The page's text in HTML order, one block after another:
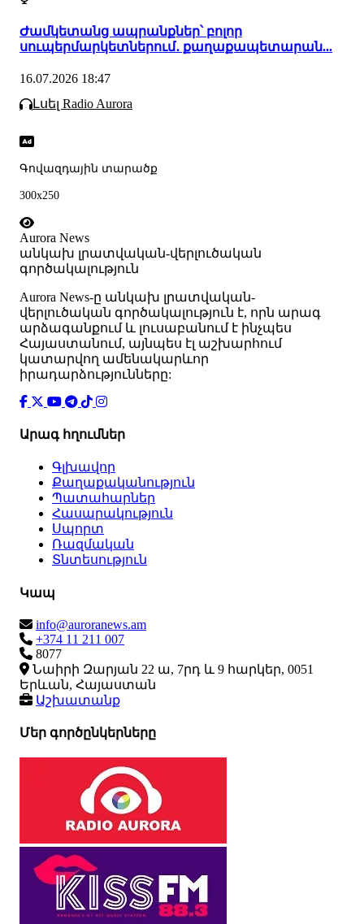
Ժամկետանց ապրանքներ՝ բոլոր
սուպերմարկետներում․ քաղաքապետարան...
16.07.2026 18:47
Լսել Radio Aurora
Գովազդային տարածք
300x250
Aurora News
անկախ լրատվական-վերլուծական
գործակալություն
Аurora News-ը անկախ լրատվական-
վերլուծական գործակալություն է, որն արագ
արձագանքում և լուսաբանում է ինչպես
Հայաստանում, այնպես էլ աշխարհում
կատարվող ամենակարևոր
իրադարձությունները:
Արագ հղումներ
Գլխավոր
Քաղաքականություն
Պատահարներ
Հասարակություն
Սպորտ
Ռազմական
Տնտեսություն
Կապ
info@auroranews.am
+374 11 211 007
8077
Նաիրի Զարյան 22 ա, 7րդ և 9 հարկեր, 0051
Երևան, Հայաստան
Աշխատանք
Մեր գործընկերները